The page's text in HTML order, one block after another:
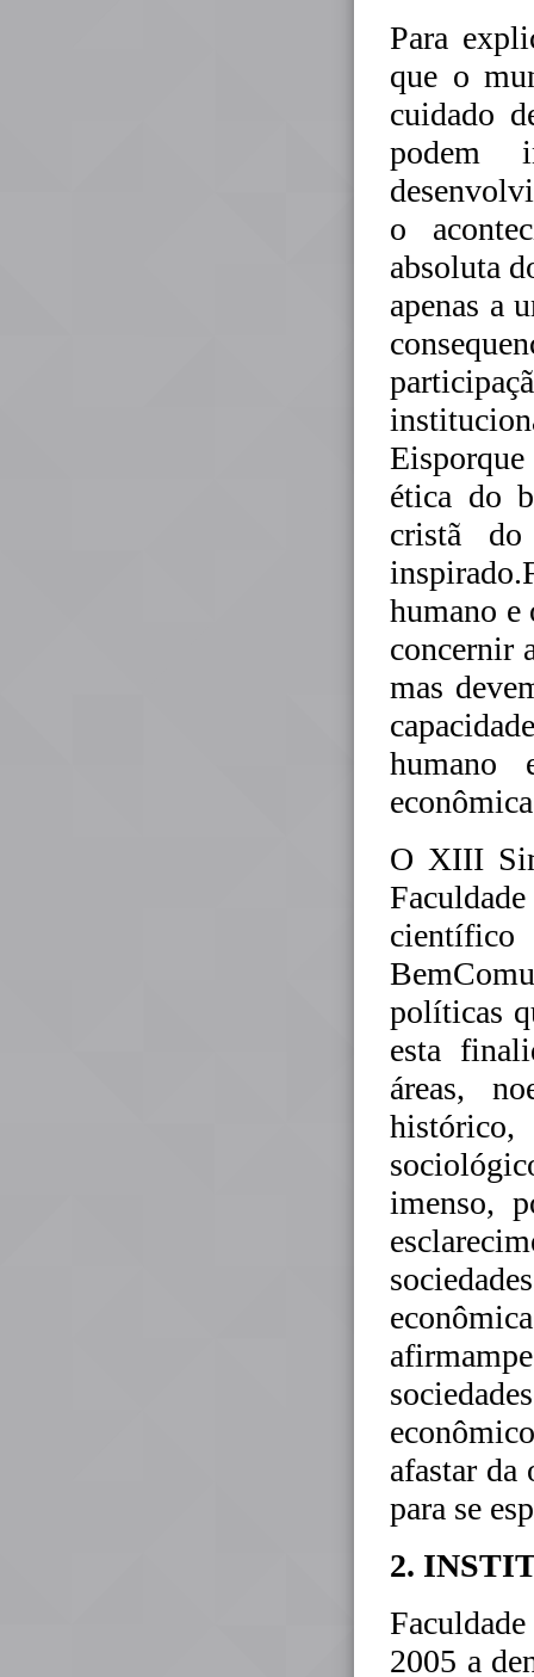
Para
que o
cuidado
podem
o
absoluta
apenas a
ética do
cristã
humano
concernir
mas
humano
O XIII
científico
políticas
esta
áreas,
imenso,
afastar da
para se
2.
2005 a